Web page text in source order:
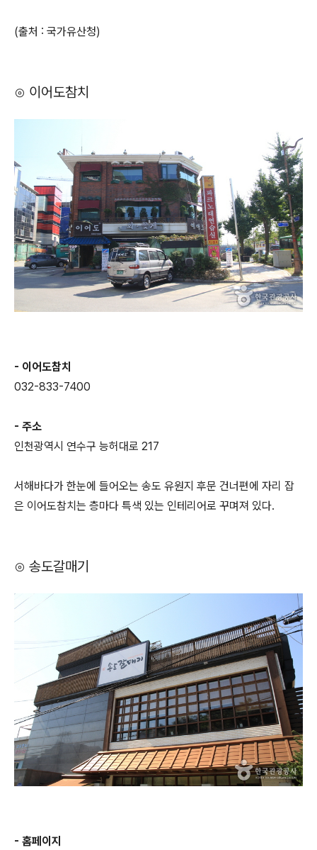
(출처 : 국가유산청)
⊙ 이어도참치
- 이어도참치
032-833-7400
- 주소
인천광역시 연수구 능허대로 217
서해바다가 한눈에 들어오는 송도 유원지 후문 건너편에 자리 잡
은 이어도참치는 층마다 특색 있는 인테리어로 꾸며져 있다.
⊙ 송도갈매기
- 홈페이지